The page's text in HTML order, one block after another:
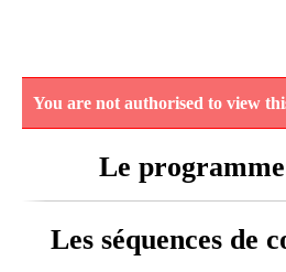
You are not authorised to view
Le programme
Les séquences de